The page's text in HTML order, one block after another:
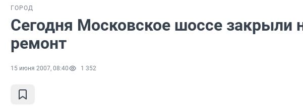
ГОРОД
Сегодня Московское шоссе закрыли
ремонт
15 июня 2007, 08:40 1 352